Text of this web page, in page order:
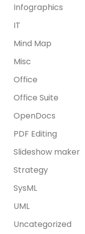
Infographics
IT
Mind Map
Misc
Office
Office Suite
OpenDocs
PDF Editing
Slideshow maker
Strategy
SysML
UML
Uncategorized